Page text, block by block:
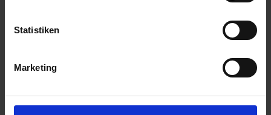
Statistiken
Marketing